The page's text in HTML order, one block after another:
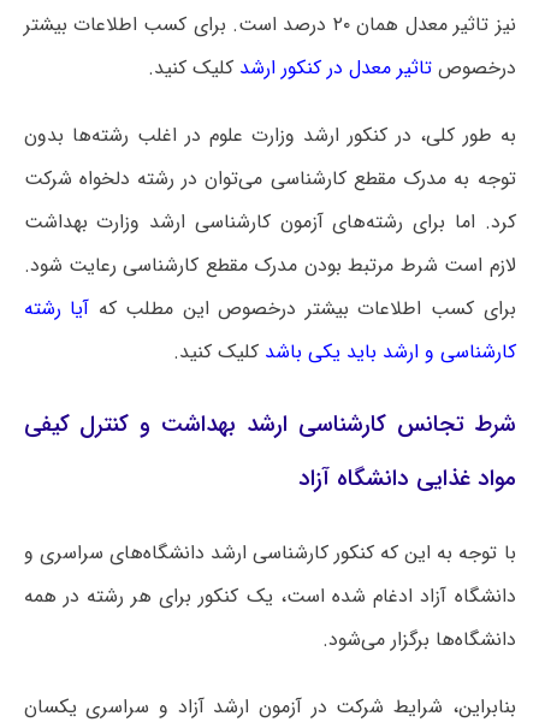
نیز تاثیر معدل همان ۲۰ درصد است. برای کسب اطلاعات بیشتر
درخصوصتاثیر معدل در کنکور ارشد کلیک کنید.
به طور کلی، در کنکور ارشد وزارت علوم در اغلب رشته‌ها بدون
توجه به مدرک مقطع کارشناسی می‌توان در رشته دلخواه شرکت
کرد. اما برای رشته‌های آزمون کارشناسی ارشد وزارت بهداشت
لازم است شرط مرتبط بودن مدرک مقطع کارشناسی رعایت شود.
برای کسب اطلاعات بیشتر درخصوص این مطلب که آیا رشته
کارشناسی و ارشد باید یکی باشد کلیک کنید.
شرط تجانس کارشناسی ارشد بهداشت و کنترل کیفی
مواد غذایی دانشگاه آزاد
با توجه به این که کنکور کارشناسی ارشد دانشگاه‌های سراسری و
دانشگاه آزاد ادغام شده است، یک کنکور برای هر رشته در همه
دانشگاه‌ها برگزار می‌شود.
بنابراین، شرایط شرکت در آزمون ارشد آزاد و سراسری یکسان